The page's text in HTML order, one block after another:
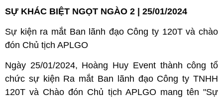
SỰ KHÁC BIỆT NGỌT NGÀO 2 | 25/01/2024
Sự kiện ra mắt Ban lãnh đạo Công ty 120T và chào
đón Chủ tịch APLGO
Ngày 25/01/2024, Hoàng Huy Event thành công tổ
chức sự kiện Ra mắt Ban lãnh đạo Công ty TNHH
120T và Chào đón Chủ tịch APLGO mang tên "Sự